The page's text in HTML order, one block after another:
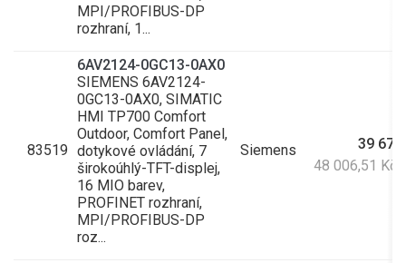
MPI/PROFIBUS-DP
rozhraní, 1...
83519
6AV2124-0GC13-0AX0
SIEMENS 6AV2124-
0GC13-0AX0, SIMATIC
HMI TP700 Comfort
Outdoor, Comfort Panel,
dotykové ovládání, 7
širokoúhlý-TFT-displej,
16 MIO barev,
PROFINET rozhraní,
MPI/PROFIBUS-DP
roz...
Siemens
39
48 006,51 Kč